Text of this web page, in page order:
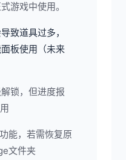
游戏中使用。
致道具过多，
板使用（未来
锁，但进度报
能，若需恢复原
文件夹